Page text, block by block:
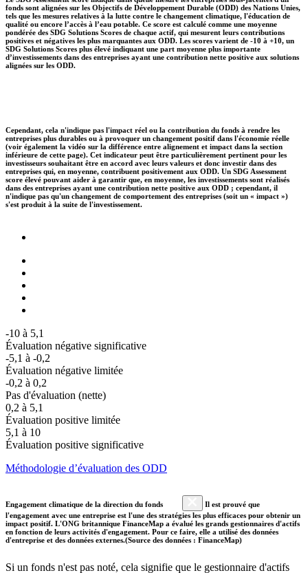
fonds sont alignées sur les Objectifs de Développement Durable (ODD) des Nations Unies,
tels que les mesures relatives à la lutte contre le changement climatique, l'éducation de
qualité ou encore l’accès à l’eau potable. Ce score est calculé comme une moyenne
pondérée des SDG Solutions Scores de chaque actif, qui mesurent leurs contributions
positives et négatives les plus marquantes aux ODD. Les scores varient de -10 à +10, un
SDG Solutions Scores plus élevé indiquant une part moyenne plus importante
d’investissements dans des entreprises ayant une contribution nette positive aux solutions
alignées sur les ODD.
Cependant, cela n'indique pas l'impact réel ou la contribution du fonds à rendre les
entreprises plus durables ou à provoquer un changement positif dans l'économie réelle
(voir également la vidéo sur la différence entre alignement et impact dans la section
inférieure de cette page). Cet indicateur peut être particulièrement pertinent pour les
investisseurs souhaitant être en accord avec leurs valeurs et donc investir dans des
entreprises qui, en moyenne, contribuent positivement aux ODD. Un SDG Assessment
score élevé pouvant aider à garantir que, en moyenne, les investissements sont réalisés
dans des entreprises ayant une contribution nette positive aux ODD ; cependant, il
n'indique pas qu'un changement de comportement des entreprises (soit un « impact »)
s'est produit à la suite de l'investissement.
-10 à 5,1
Évaluation négative significative
-5,1 à -0,2
Évaluation négative limitée
-0,2 à 0,2
Pas d'évaluation (nette)
0,2 à 5,1
Évaluation positive limitée
5,1 à 10
Évaluation positive significative
Méthodologie d’évaluation des ODD
Engagement climatique de la direction du fonds
Il est prouvé que
l'engagement avec une entreprise est l'une des stratégies les plus efficaces pour obtenir un
impact positif. L'ONG britannique FinanceMap a évalué les grands gestionnaires d'actifs
en fonction de leurs activités d'engagement. Pour ce faire, elle a utilisé des données
d'entreprise et des données externes.(Source des données : FinanceMap)
Si un fonds n'est pas noté, cela signifie que le gestionnaire d'actifs